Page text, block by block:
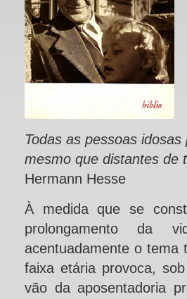
Todas as pessoas
mesmo que distantes de
Hermann Hesse
À medida que se
prolongamento da
acentuadamente o tema
faixa etária provoca,
vão da aposentadoria